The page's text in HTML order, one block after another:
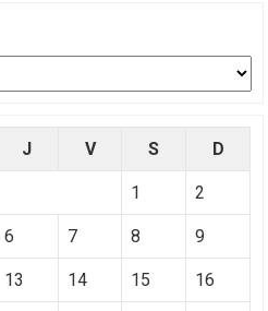
J V S D
1 2
6 7 8 9
13 14 15 16